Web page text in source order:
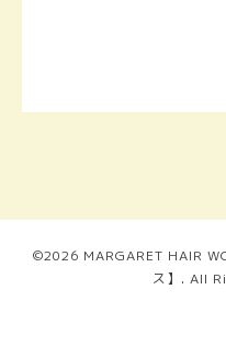
©2026 MARGARET HAIR
ス】 . All